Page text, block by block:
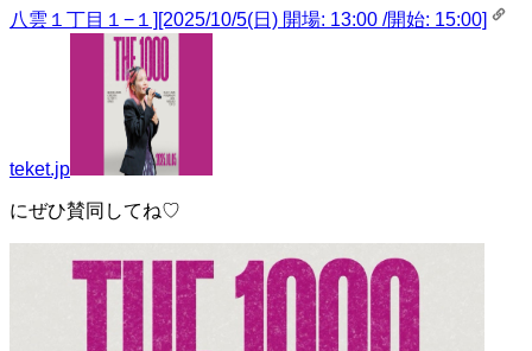
八雲１丁目１−１][2025/10/5(日) 開場: 13:00 /開始: 15:00]
teket.jp
にぜひ賛同してね♡